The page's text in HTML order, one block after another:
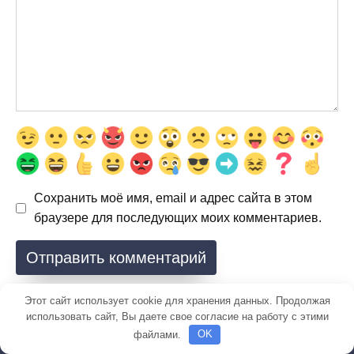
Сохранить моё имя, email и адрес сайта в этом
браузере для последующих моих комментариев.
Этот сайт использует cookie для хранения данных. Продолжая
использовать сайт, Вы даете свое согласие на работу с этими
файлами.
OK